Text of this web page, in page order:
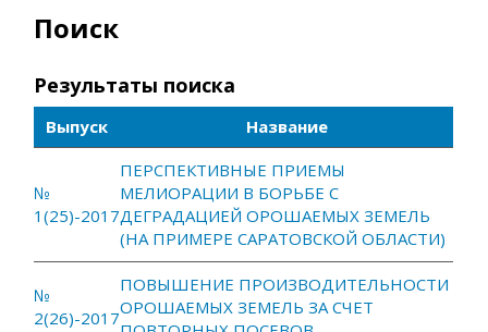
Поиск
Результаты поиска
Выпуск Название
№
1(25)-2017
ПЕРСПЕКТИВНЫЕ ПРИЕМЫ
МЕЛИОРАЦИИ В БОРЬБЕ С
ДЕГРАДАЦИЕЙ ОРОШАЕМЫХ ЗЕМЕЛЬ
(НА ПРИМЕРЕ САРАТОВСКОЙ ОБЛАСТИ)
№
2(26)-2017
ПОВЫШЕНИЕ ПРОИЗВОДИТЕЛЬНОСТИ
ОРОШАЕМЫХ ЗЕМЕЛЬ ЗА СЧЕТ